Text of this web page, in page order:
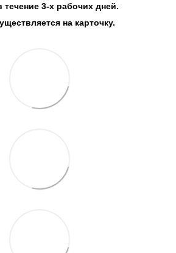
3-х рабочих дней.
на карточку.